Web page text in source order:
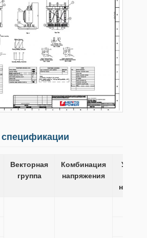
спецификации
Векторная
группа
Комбинация
напряжения